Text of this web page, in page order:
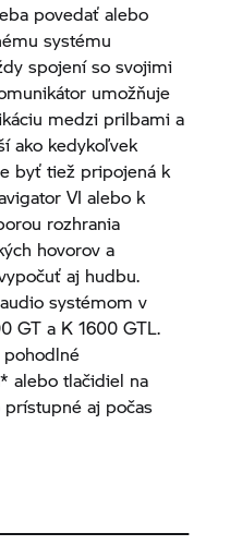
povedať alebo
systému
spojení so svojimi
umožňuje
medzi prilbami a
ako kedykoľvek
byť tiež pripojená k
VI alebo k
rozhrania
hovorov a
aj hudbu.
systémom v
GT a K 1600 GTL.
pohodlné
alebo tlačidiel na
aj počas